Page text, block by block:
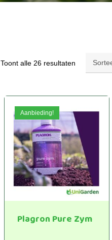
Toont alle 26 resultaten Gesorteerd
Aanbieding!
Plagron Pure Zym